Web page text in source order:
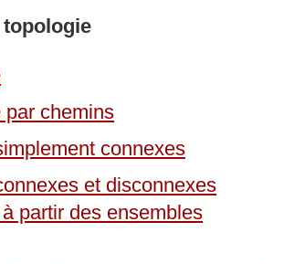
topologie
par chemins
connexes
et disconnexes
partir des ensembles